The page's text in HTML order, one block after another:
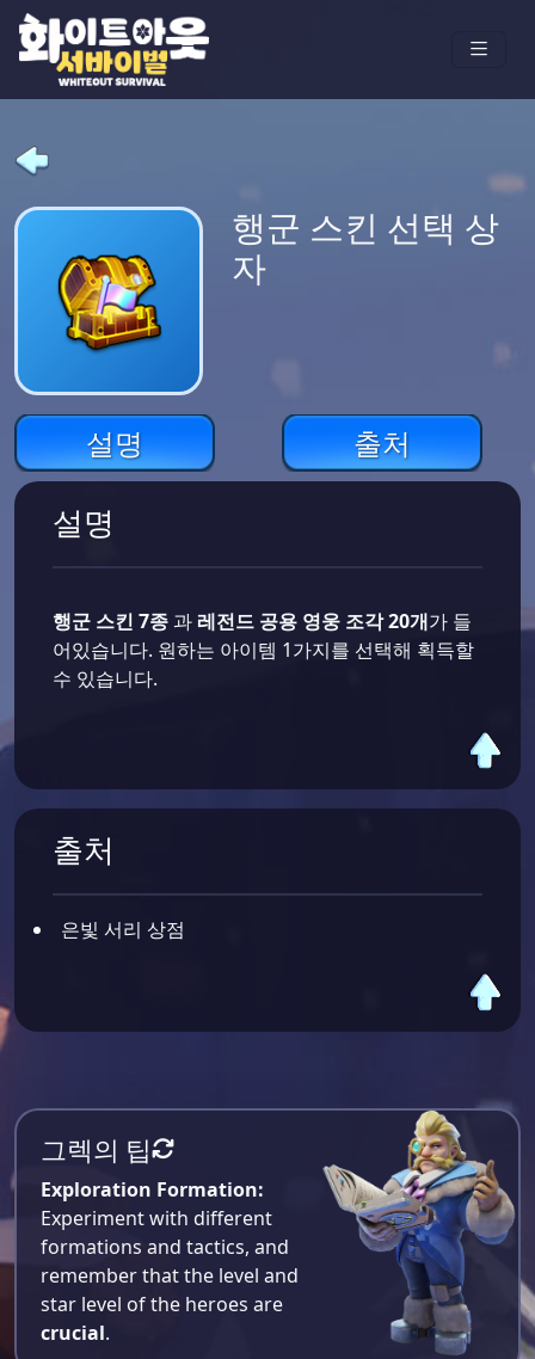
행군 스킨 선택 상
자
설명 출처
설명
행군 스킨 7종 과 레전드 공용 영웅 조각 20개가 들
어있습니다. 원하는 아이템 1가지를 선택해 획득할
수 있습니다.
출처
은빛 서리 상점
그렉의 팁
Exploration Formation:
Experiment with different
formations and tactics, and
remember that the level and
star level of the heroes are
crucial.